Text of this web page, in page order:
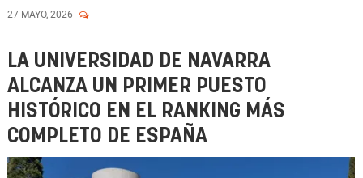
27 MAYO, 2026
LA UNIVERSIDAD DE NAVARRA
ALCANZA UN PRIMER PUESTO
HISTÓRICO EN EL RANKING MÁS
COMPLETO DE ESPAÑA